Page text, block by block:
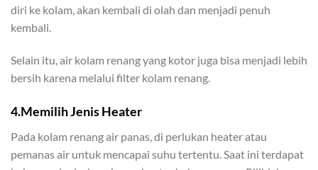
diri ke kolam, akan kembali di olah dan menjadi penuh
kembali.
Selain itu, air kolam renang yang kotor juga bisa menjadi lebih
bersih karena melalui filter kolam renang.
4.Memilih Jenis Heater
Pada kolam renang air panas, di perlukan heater atau
pemanas air untuk mencapai suhu tertentu. Saat ini terdapat